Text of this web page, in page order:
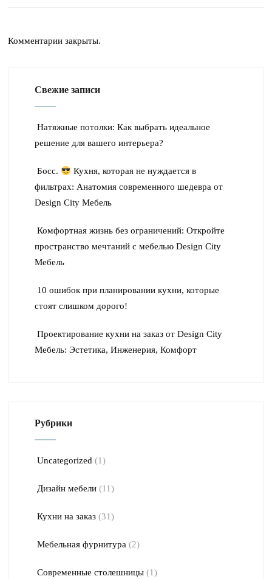
Комментарии закрыты.
Свежие записи
Натяжные потолки: Как выбрать идеальное
решение для вашего интерьера?
Босс.
Кухня, которая не нуждается в
фильтрах: Анатомия современного шедевра от
Design City Мебель
Комфортная жизнь без ограничений: Откройте
пространство мечтаний с мебелью Design City
Мебель
10 ошибок при планировании кухни, которые
стоят слишком дорого!
Проектирование кухни на заказ от Design City
Мебель: Эстетика, Инженерия, Комфорт
Рубрики
Uncategorized (1)
Дизайн мебели(11)
Кухни на заказ(31)
Мебельная фурнитура (2)
Современные столешницы(1)